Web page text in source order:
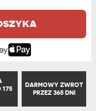
175
DARMOWY ZWROT
PRZEZ 365 DNI